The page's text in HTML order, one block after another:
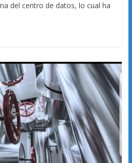
del centro de datos, lo cual ha